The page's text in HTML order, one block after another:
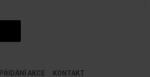
PŘIDÁNÍ AKCE KONTAKT